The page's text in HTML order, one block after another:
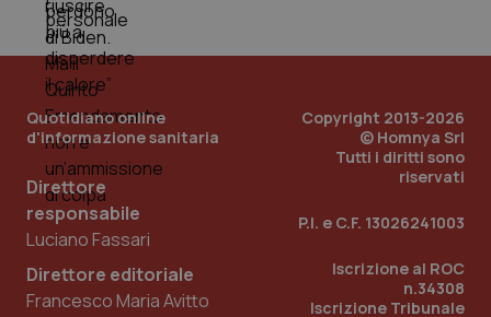
Quotidiano online
d'informazione sanitaria
Direttore
responsabile
Luciano Fassari
Direttore editoriale
Francesco Maria Avitto
Copyright 2013-2026
© Homnya Srl
Tutti i diritti sono
riservati
P.I. e C.F. 13026241003
Iscrizione al ROC
n.34308
Iscrizione Tribunale